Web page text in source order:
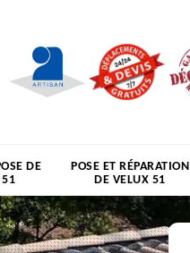
DE
51
POSE ET RÉPARATION
DE VELUX 51